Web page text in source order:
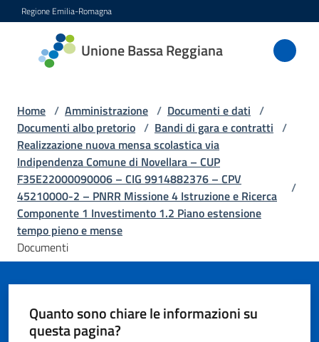
Vai al contenuto
Vai alla navigazione
Vai al footer
Regione Emilia-Romagna
Unione Bassa Reggiana
Unione
Bassa
Amministrazione
Menu selezionato
Novità
Servizi
l'Unione
Home / Amministrazione / Documenti e dati /
Documenti albo pretorio / Bandi di gara e contratti /
Realizzazione nuova mensa scolastica via
Indipendenza Comune di Novellara – CUP
F35E22000090006 – CIG 9914882376 – CPV
45210000-2 – PNRR Missione 4 Istruzione e Ricerca
Componente 1 Investimento 1.2 Piano estensione
tempo pieno e mense
/
Documenti
Quanto sono chiare le informazioni su
questa pagina?